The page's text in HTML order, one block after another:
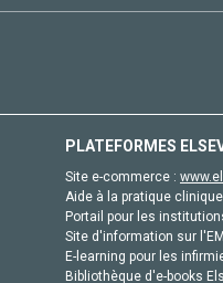
PLATEFORMES
Site e-commerce :
Aide à la pratique
Portail pour les
Site d'information sur
E-learning pour les
Bibliothèque d'e-books